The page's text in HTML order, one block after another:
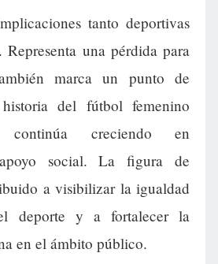
tanto deportivas
Representa una pérdida para
marca un punto de
del fútbol femenino
continúa creciendo en
social. La figura de
a visibilizar la igualdad
deporte y a fortalecer la
en el ámbito público.